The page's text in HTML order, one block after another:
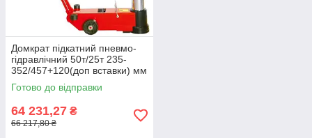
Домкрат підкатний пневмо-
гідравлічний 50т/25т 235-
352/457+120(доп вставки) мм
TORIN TRA50-2A
Готово до відправки
64 231,27 ₴
66 217,80 ₴